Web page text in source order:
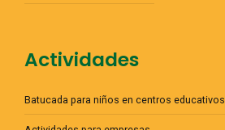
Actividades
Batucada para niños en centros educativos